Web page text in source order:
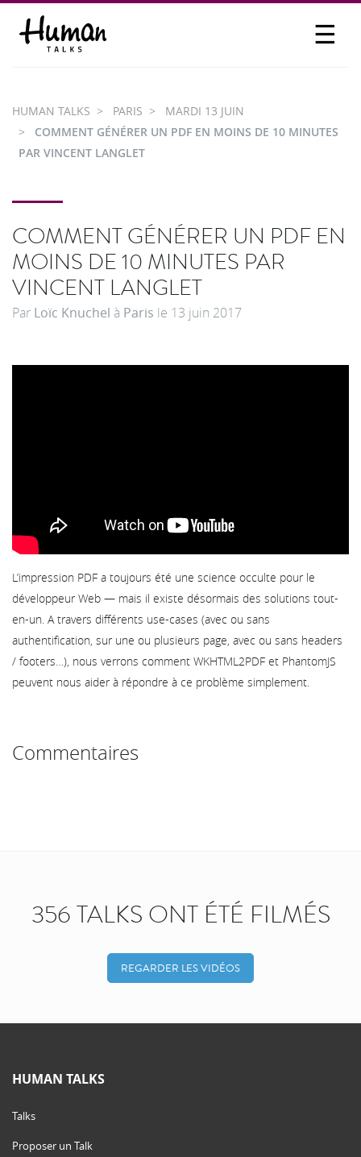
☰
PARTICIPER
HUMAN TALKS PARIS
MARDI 13 JUIN
COMMENT GÉNÉRER UN PDF EN MOINS DE 10 MINUTES
PAR VINCENT LANGLET
COMMENT GÉNÉRER UN PDF EN
MOINS DE 10 MINUTES PAR
VINCENT LANGLET
Par Loïc Knuchel à Paris le 13 juin 2017
L’impression PDF a toujours été une science occulte pour le
développeur Web — mais il existe désormais des solutions tout-
en-un. A travers différents use-cases (avec ou sans
authentification, sur une ou plusieurs page, avec ou sans headers
/ footers…), nous verrons comment WKHTML2PDF et PhantomJS
peuvent nous aider à répondre à ce problème simplement.
Commentaires
356 TALKS ONT ÉTÉ FILMÉS
REGARDER LES VIDÉOS
HUMAN TALKS
Talks
Proposer un Talk